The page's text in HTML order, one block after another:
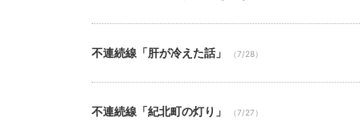
不連続線「肝が冷えた話」 （7/28）
不連続線「紀北町の灯り」 （7/27）